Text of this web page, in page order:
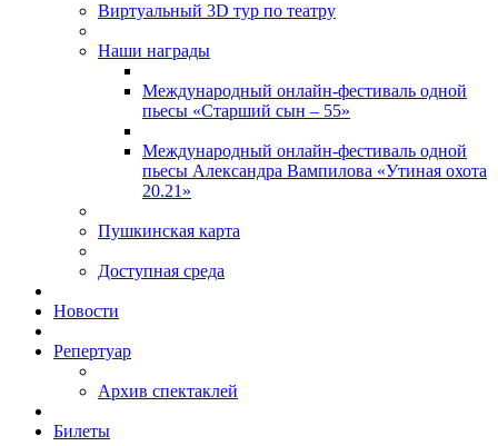
Виртуальный 3D тур по театру
Наши награды
Международный онлайн-фестиваль одной
пьесы «Старший сын – 55»
Международный онлайн-фестиваль одной
пьесы Александра Вампилова «Утиная охота
20.21»
Пушкинская карта
Доступная среда
Новости
Репертуар
Архив спектаклей
Билеты